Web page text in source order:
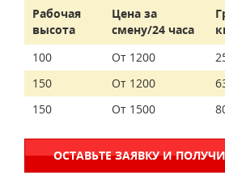
Рабочая
высота
Цена за
смену/24 часа
100
От 1200
150
От 1200
150
От 1500
ОСТАВЬТЕ ЗАЯВКУ И